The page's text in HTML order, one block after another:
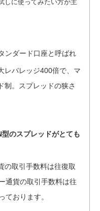
しに使ってみたい方が主
ンダード口座と呼ばれ
レバレッジ400倍で、マ
制。スプレッドの狭さ
型のスプレッドがとても
の取引手数料は往復取
通貨の取引手数料は往
ております。